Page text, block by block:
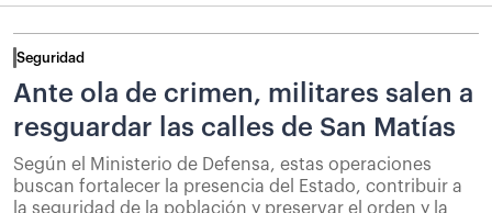
Seguridad
Ante ola de crimen, militares salen a
resguardar las calles de San Matías
Según el Ministerio de Defensa, estas operaciones
buscan fortalecer la presencia del Estado, contribuir a
la seguridad de la población y preservar el orden y la